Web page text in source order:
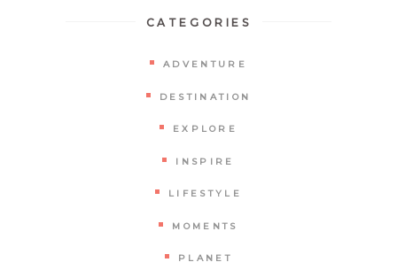
CATEGORIES
ADVENTURE
DESTINATION
EXPLORE
INSPIRE
LIFESTYLE
MOMENTS
PLANET